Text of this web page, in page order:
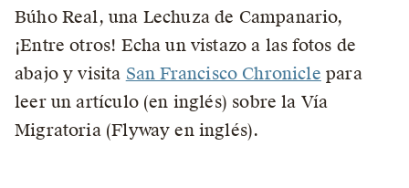
Búho Real, una Lechuza de Campanario,
¡Entre otros! Echa un vistazo a las fotos de
abajo y visita San Francisco Chronicle para
leer un artículo (en inglés) sobre la Vía
Migratoria (Flyway en inglés).